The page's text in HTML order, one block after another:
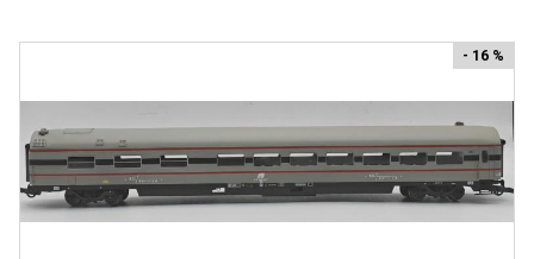
HAG
HATTONS
HAXO MODELE
HEINZL
- 16 %